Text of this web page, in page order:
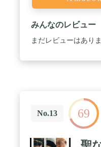
みんなのレビュー
まだレビューはあり
No.13 69